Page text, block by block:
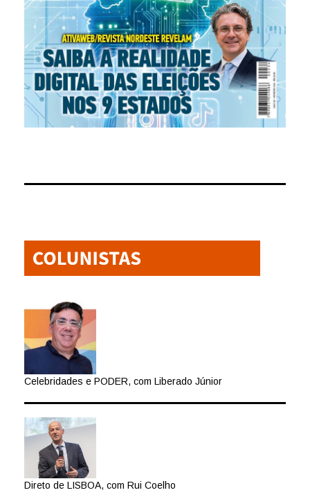
Celebridades e PODER, com Liberado Júnior
Direto de LISBOA, com Rui Coelho